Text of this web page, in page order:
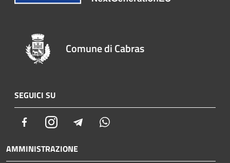
Comune di Cabras
SEGUICI SU
FacebookInstagram Telegram
AMMINISTRAZIONE